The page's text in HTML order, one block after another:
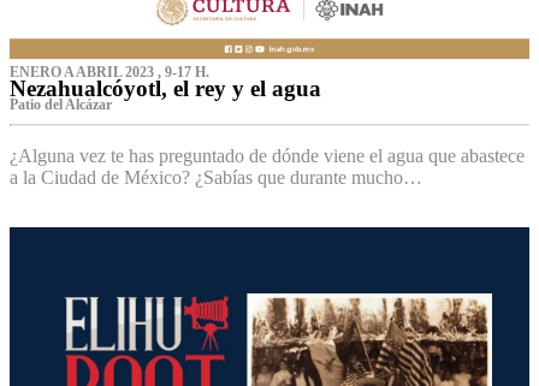
ENERO A ABRIL 2023 , 9-17 H.
Nezahualcóyotl, el rey y el agua
Patio del Alcázar
¿Alguna vez te has preguntado de dónde viene el agua que abastece
a la Ciudad de México? ¿Sabías que durante mucho…